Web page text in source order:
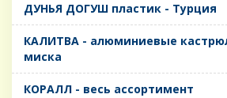
ДУНЬЯ ДОГУШ пластик - Турция
КАЛИТВА - алюминиевые
миска
КОРАЛЛ - весь ассортимент